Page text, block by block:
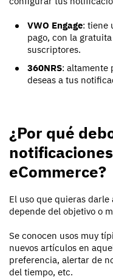
VWO Engage: tiene
pago, con la
suscriptores.
360NRS: altamente
deseas a tus
¿Por qué
eCommerce?
El uso que quieras darle
depende del objetivo o
Se conocen usos muy
nuevos artículos en
preferencia, alertar de
del tiempo, etc.